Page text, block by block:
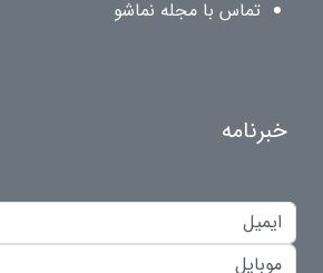
تماس با مجله نماشو
خبرنامه